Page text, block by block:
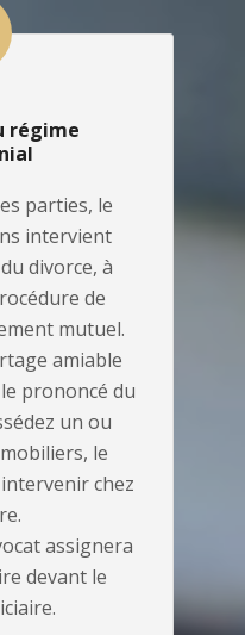
régime
parties, le
intervient
divorce, à
de
mutuel.
amiable
prononcé du
un ou
le
chez
assignera
devant le